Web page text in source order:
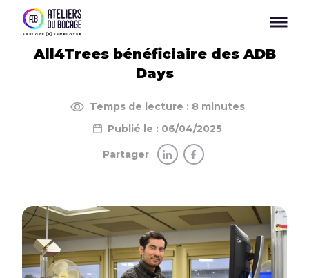
All4Trees bénéficiaire des ADB
Days
Temps de lecture : 8 minutes
Publié le : 06/04/2025
Partager
Panneau de gestion des cookies